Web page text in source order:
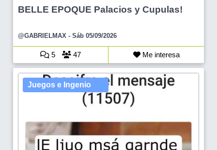
BELLE EPOQUE Palacios y Cupulas!
@GABRIELMAX - Sáb 05/09/2026
5 47 Me interesa
Juegos e Ingenio